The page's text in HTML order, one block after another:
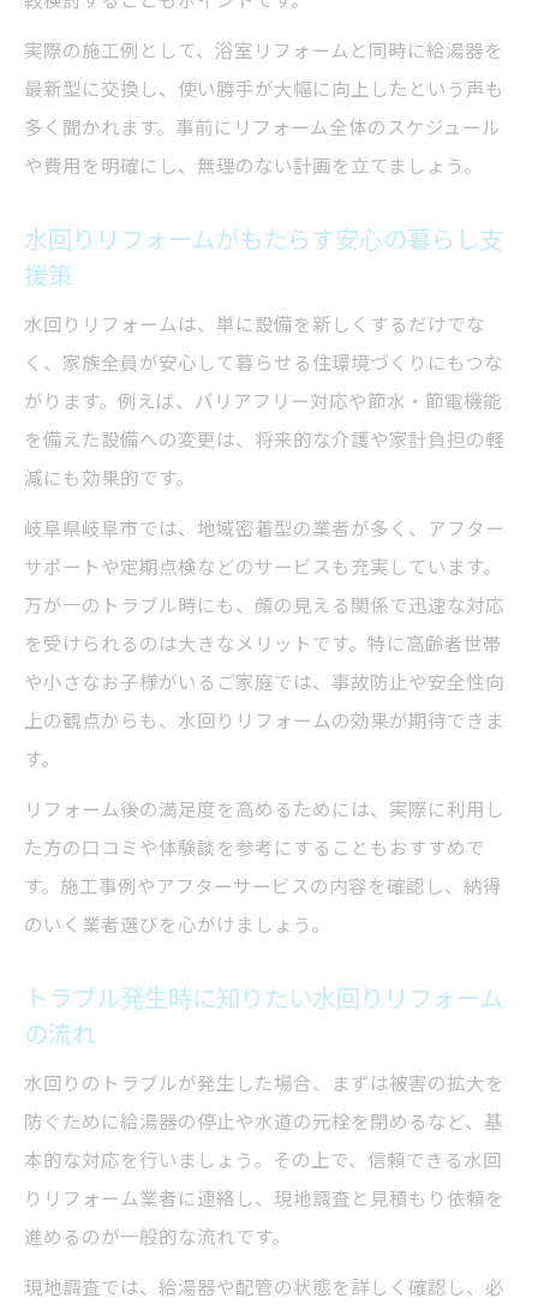
ク法
実際の施工例として、浴室リフォームと同時に給湯器を
最新型に交換し、使い勝手が大幅に向上したという声も
多く聞かれます。事前にリフォーム全体のスケジュール
や費用を明確にし、無理のない計画を立てましょう。
水回りリフォームがもたらす安心の暮らし支
援策
水回りリフォームは、単に設備を新しくするだけでな
く、家族全員が安心して暮らせる住環境づくりにもつな
がります。例えば、バリアフリー対応や節水・節電機能
を備えた設備への変更は、将来的な介護や家計負担の軽
減にも効果的です。
岐阜県岐阜市では、地域密着型の業者が多く、アフター
サポートや定期点検などのサービスも充実しています。
万が一のトラブル時にも、顔の見える関係で迅速な対応
を受けられるのは大きなメリットです。特に高齢者世帯
や小さなお子様がいるご家庭では、事故防止や安全性向
上の観点からも、水回りリフォームの効果が期待できま
す。
リフォーム後の満足度を高めるためには、実際に利用し
た方の口コミや体験談を参考にすることもおすすめで
す。施工事例やアフターサービスの内容を確認し、納得
のいく業者選びを心がけましょう。
トラブル発生時に知りたい水回りリフォーム
の流れ
水回りのトラブルが発生した場合、まずは被害の拡大を
防ぐために給湯器の停止や水道の元栓を閉めるなど、基
本的な対応を行いましょう。その上で、信頼できる水回
りリフォーム業者に連絡し、現地調査と見積もり依頼を
進めるのが一般的な流れです。
現地調査では、給湯器や配管の状態を詳しく確認し、必